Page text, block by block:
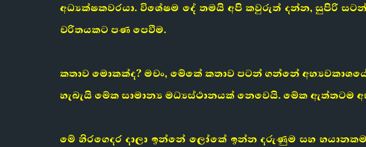
අධ්‍යක්ෂකවරයා. විශේෂම දේ තමයි අපි කවුරුත් දන්න, සුපිරි
චරිතයකට පණ පෙවීම.
කතාව මොකක්ද? මචං, මේකේ කතාව පටන් ගන්නේ
හැබැයි මේක සාමාන්‍ය මධ්‍යස්ථානයක් නෙවෙයි. මේක ඇත්තටම
මේ හිරගෙදර දාලා ඉන්නේ ලෝකේ ඉන්න දරුණුම සහ